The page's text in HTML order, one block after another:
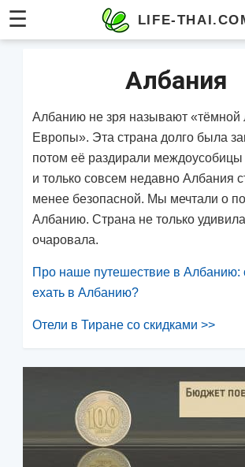
☰ LIFE-
Албания
Албанию не зря называют «тёмной
Европы». Эта страна долго была
потом её раздирали междоусобицы
и только совсем недавно Албания
менее безопасной. Мы мечтали о
Албанию. Страна не только
очаровала.
Про наше путешествие в Албанию:
ехать в Албанию?
Отели в Тиране со скидками >>